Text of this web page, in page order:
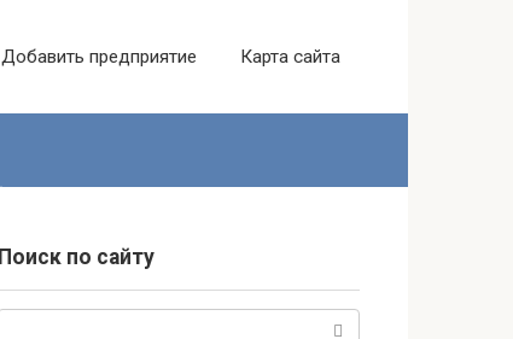
Добавить предприятие Карта сайта
Поиск по сайту